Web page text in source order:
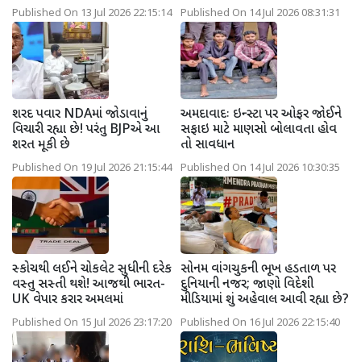
Published On 13 Jul 2026 22:15:14 Published On 14 Jul 2026 08:31:31
શરદ પવાર NDAમાં જોડાવાનું
વિચારી રહ્યા છે! પરંતુ BJPએ આ
શરત મૂકી છે
Published On 19 Jul 2026 21:15:44
અમદાવાદઃ ઇન્સ્ટા પર ઓફર જોઈને
સફાઇ માટે માણસો બોલાવતા હોવ
તો સાવધાન
Published On 14 Jul 2026 10:30:35
સ્કોચથી લઈને ચોકલેટ સુધીની દરેક
વસ્તુ સસ્તી થશે! આજથી ભારત-
UK વેપાર કરાર અમલમાં
Published On 15 Jul 2026 23:17:20
સોનમ વાંગચુકની ભૂખ હડતાળ પર
દુનિયાની નજર; જાણો વિદેશી
મીડિયામાં શું અહેવાલ આવી રહ્યા છે?
Published On 16 Jul 2026 22:15:40